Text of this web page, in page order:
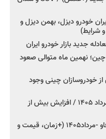
خودرو دیزل، بهمن دیزل و
جدید بازار خودرو ایران
چین؛ نهمین ماه متوالی صعود
از خودروسازان چینی وجود
اعلام قیمت جدید پارس نوا در مرداد ۱۴۰۵ / افزایش بیش از
شروع فروش کشنده و کامیون فاو -مرداد۱۴۰۵ (+زمان، قیمت و